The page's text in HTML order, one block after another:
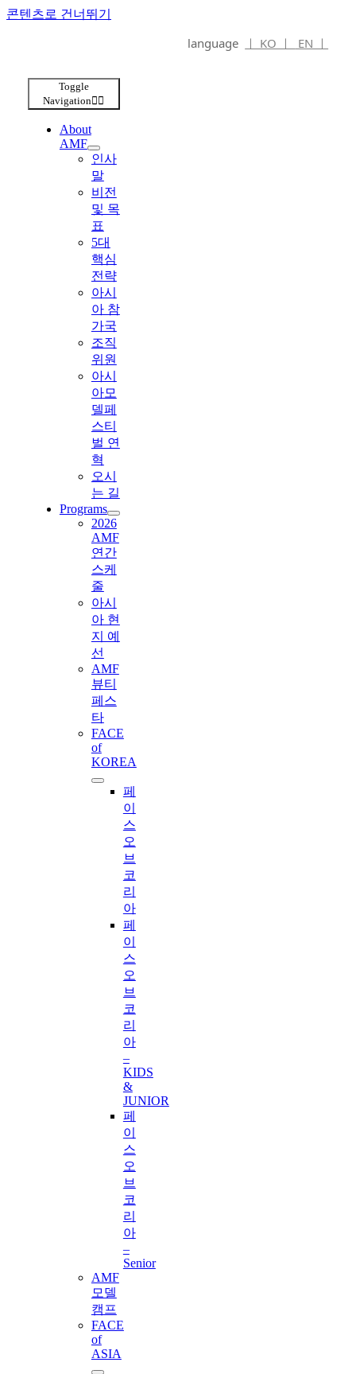
콘텐츠로 건너뛰기
language ㅣ KO ㅣ EN ㅣ
Toggle
Navigation
About
AMF
인사
말
비전
및 목
표
5대
핵심
전략
아시
아 참
가국
조직
위원
아시
아모
델페
스티
벌 연
혁
오시
는 길
Programs
2026
AMF
연간
스케
줄
아시
아 현
지 예
선
AMF
뷰티
페스
타
FACE
of
KOREA
페
이
스
오
브
코
리
아
페
이
스
오
브
코
리
아
–
KIDS
&
JUNIOR
페
이
스
오
브
코
리
아
–
Senior
AMF
모델
캠프
FACE
of
ASIA